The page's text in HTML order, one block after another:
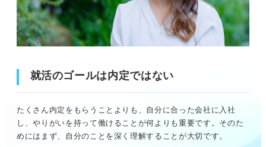
就活のゴールは内定ではない
たくさん内定をもらうことよりも、自分に合った会社に入社
し、やりがいを持って働けることが何よりも重要です。そのた
めにはまず、自分のことを深く理解することが大切です。